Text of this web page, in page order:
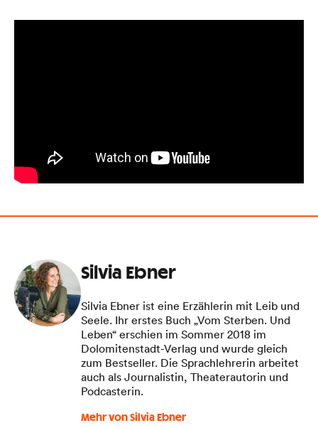
Silvia Ebner
Silvia Ebner ist eine Erzählerin mit Leib und
Seele. Ihr erstes Buch „Vom Sterben. Und
Leben“ erschien im Sommer 2018 im
Dolomitenstadt-Verlag und wurde gleich
zum Bestseller. Die Sprachlehrerin arbeitet
auch als Journalistin, Theaterautorin und
Podcasterin.
Mehr von Silvia Ebner